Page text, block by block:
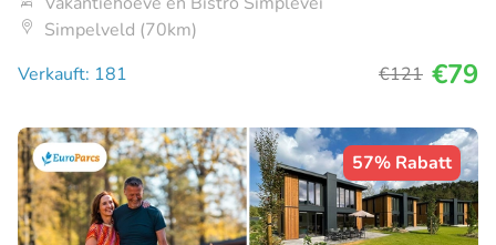
Simpelveld (70km)
Verkauft: 181
€121 €79
57% Rabatt